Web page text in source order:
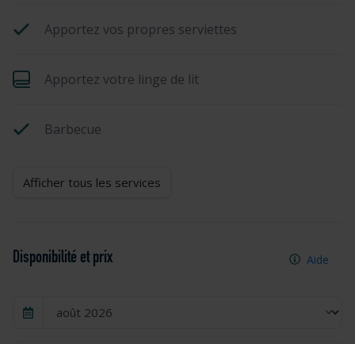
Apportez vos propres serviettes
Apportez votre linge de lit
Barbecue
Afficher tous les services
Disponibilité et prix Aide